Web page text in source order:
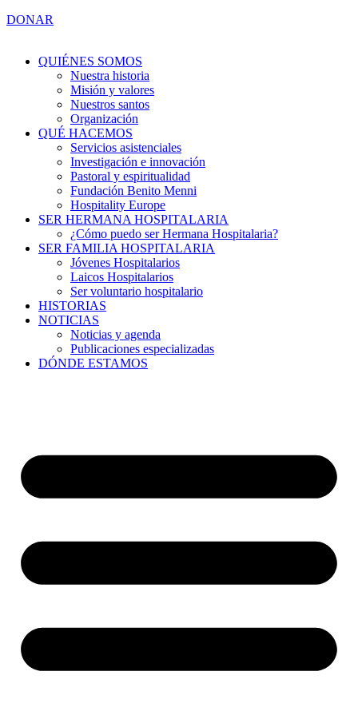
DONAR
QUIÉNES SOMOS
Nuestra historia
Misión y valores
Nuestros santos
Organización
QUÉ HACEMOS
Servicios asistenciales
Investigación e innovación
Pastoral y espiritualidad
Fundación Benito Menni
Hospitality Europe
SER HERMANA HOSPITALARIA
¿Cómo puedo ser Hermana Hospitalaria?
SER FAMILIA HOSPITALARIA
Jóvenes Hospitalarios
Laicos Hospitalarios
Ser voluntario hospitalario
HISTORIAS
NOTICIAS
Noticias y agenda
Publicaciones especializadas
DÓNDE ESTAMOS